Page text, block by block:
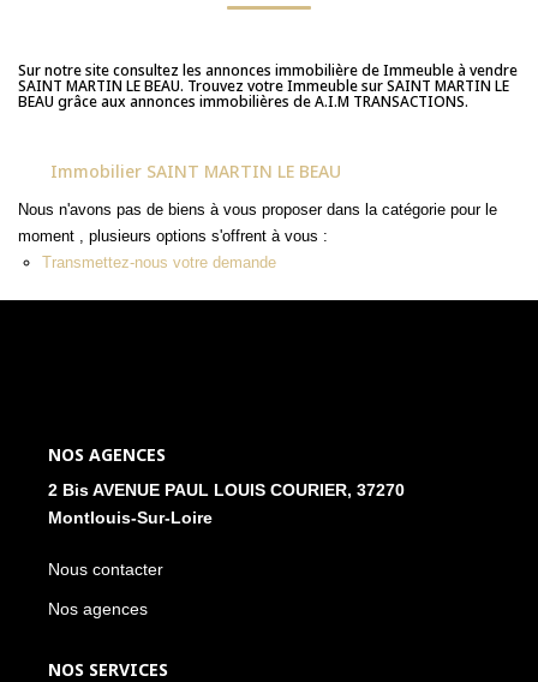
Nos Témoignages
Nos Partenaires
CONTACT
Sur notre site consultez les annonces immobilière de Immeuble à vendre
SAINT MARTIN LE BEAU. Trouvez votre Immeuble sur SAINT MARTIN LE
BEAU grâce aux annonces immobilières de A.I.M TRANSACTIONS.
Immobilier SAINT MARTIN LE BEAU
Nous n'avons pas de biens à vous proposer dans la catégorie pour le
moment , plusieurs options s'offrent à vous :
Transmettez-nous votre demande
NOS AGENCES
2 Bis AVENUE PAUL LOUIS COURIER, 37270
Montlouis-Sur-Loire
Nous contacter
Nos agences
NOS SERVICES